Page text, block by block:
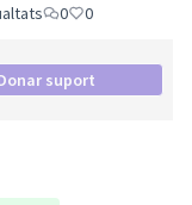
0 0
suport